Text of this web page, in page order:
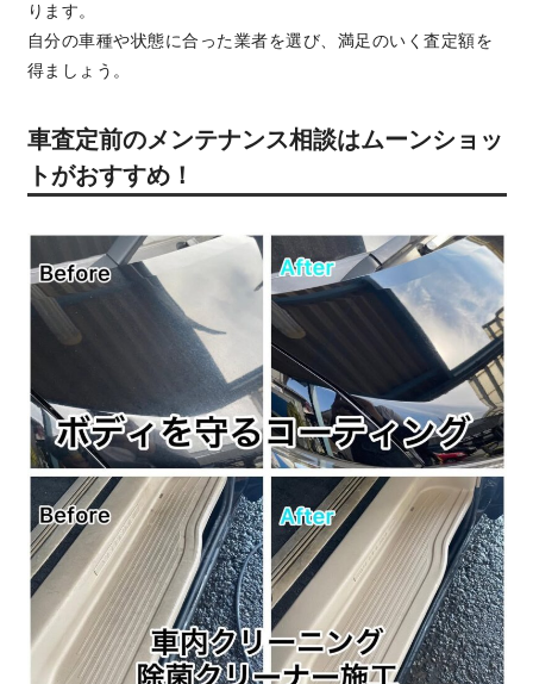
ります。
自分の車種や状態に合った業者を選び、満足のいく査定額を
得ましょう。
車査定前のメンテナンス相談はムーンショッ
トがおすすめ！